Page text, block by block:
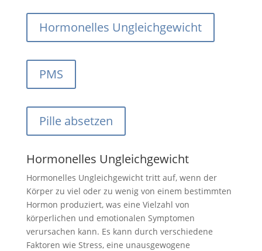
Hormonelles Ungleichgewicht
PMS
Pille absetzen
Hormonelles Ungleichgewicht
Hormonelles Ungleichgewicht tritt auf, wenn der
Körper zu viel oder zu wenig von einem bestimmten
Hormon produziert, was eine Vielzahl von
körperlichen und emotionalen Symptomen
verursachen kann. Es kann durch verschiedene
Faktoren wie Stress, eine unausgewogene